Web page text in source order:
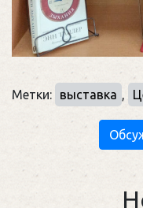
Метки: выставка ,